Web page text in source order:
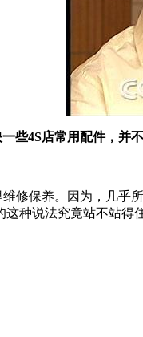
些4S店常用配件，并
修保养。因为，几
种说法究竟站不站得